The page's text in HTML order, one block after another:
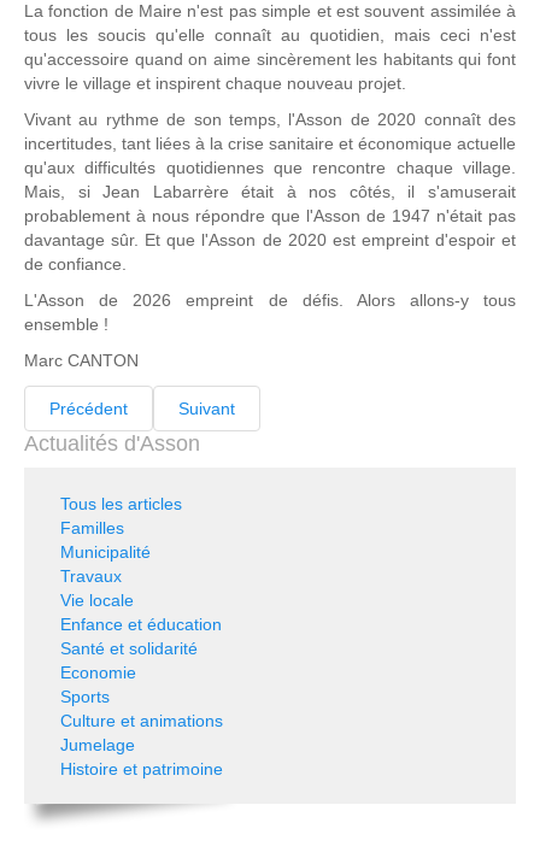
La fonction de Maire n'est pas simple et est souvent assimilée à
tous les soucis qu'elle connaît au quotidien, mais ceci n'est
qu'accessoire quand on aime sincèrement les habitants qui font
vivre le village et inspirent chaque nouveau projet.
Vivant au rythme de son temps, l'Asson de 2020 connaît des
incertitudes, tant liées à la crise sanitaire et économique actuelle
qu'aux difficultés quotidiennes que rencontre chaque village.
Mais, si Jean Labarrère était à nos côtés, il s'amuserait
probablement à nous répondre que l'Asson de 1947 n'était pas
davantage sûr. Et que l'Asson de 2020 est empreint d'espoir et
de confiance.
L'Asson de 2026 empreint de défis. Alors allons-y tous
ensemble !
Marc CANTON
Précédent Suivant
Actualités d'Asson
Tous les articles
Familles
Municipalité
Travaux
Vie locale
Enfance et éducation
Santé et solidarité
Economie
Sports
Culture et animations
Jumelage
Histoire et patrimoine